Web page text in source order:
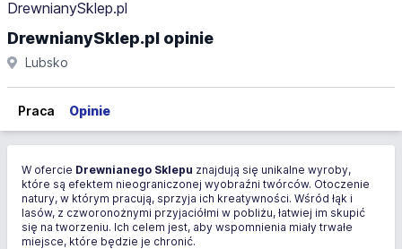
DrewnianySklep.pl opinie
Lubsko
Praca Opinie
W ofercie Drewnianego Sklepu znajdują się unikalne wyroby,
które są efektem nieograniczonej wyobraźni twórców. Otoczenie
natury, w którym pracują, sprzyja ich kreatywności. Wśród łąk i
lasów, z czworonożnymi przyjaciółmi w pobliżu, łatwiej im skupić
się na tworzeniu. Ich celem jest, aby wspomnienia miały trwałe
miejsce, które będzie je chronić.